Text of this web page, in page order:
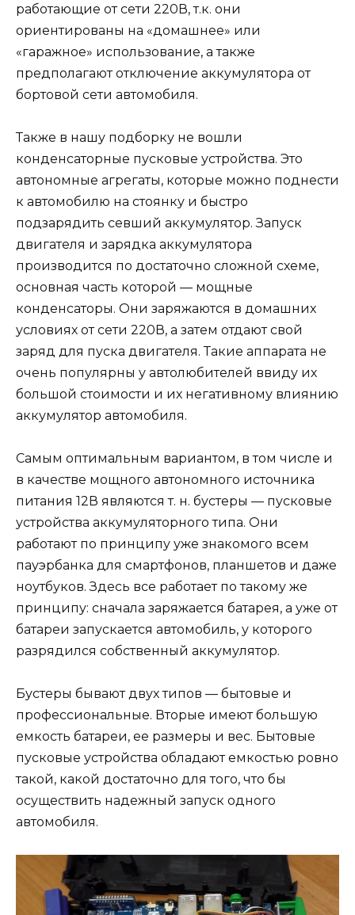
работающие от сети 220В, т.к. они
ориентированы на «домашнее» или
«гаражное» использование, а также
предполагают отключение аккумулятора от
бортовой сети автомобиля.
Также в нашу подборку не вошли
конденсаторные пусковые устройства. Это
автономные агрегаты, которые можно поднести
к автомобилю на стоянку и быстро
подзарядить севший аккумулятор. Запуск
двигателя и зарядка аккумулятора
производится по достаточно сложной схеме,
основная часть которой — мощные
конденсаторы. Они заряжаются в домашних
условиях от сети 220В, а затем отдают свой
заряд для пуска двигателя. Такие аппарата не
очень популярны у автолюбителей ввиду их
большой стоимости и их негативному влиянию
аккумулятор автомобиля.
Самым оптимальным вариантом, в том числе и
в качестве мощного автономного источника
питания 12В являются т. н. бустеры — пусковые
устройства аккумуляторного типа. Они
работают по принципу уже знакомого всем
пауэрбанка для смартфонов, планшетов и даже
ноутбуков. Здесь все работает по такому же
принципу: сначала заряжается батарея, а уже от
батареи запускается автомобиль, у которого
разрядился собственный аккумулятор.
Бустеры бывают двух типов — бытовые и
профессиональные. Вторые имеют большую
емкость батареи, ее размеры и вес. Бытовые
пусковые устройства обладают емкостью ровно
такой, какой достаточно для того, что бы
осуществить надежный запуск одного
автомобиля.